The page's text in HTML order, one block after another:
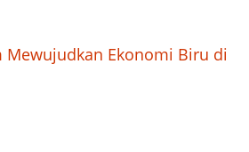
Mewujudkan Ekonomi Biru di